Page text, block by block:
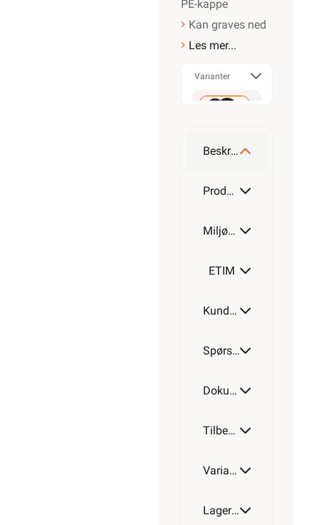
PE-kappe
Kan graves ned
Les mer...
Varianter
Beskrivelse
Produktdetaljer
Miljøparametere
ETIM
Kundeomtale
Spørsmål og svar
Dokumentasjon
Tilbehør
Varianter av artikkel
Lagerstatus